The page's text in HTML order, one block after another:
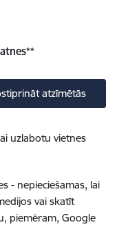
**
atzīmētās
uzlabotu vietnes
- nepieciešamas, lai
vai skatīt
piemēram, Google